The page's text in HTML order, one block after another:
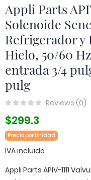
Appli Parts
Solenoide
Refrigerador y
Hielo, 50/60
entrada 3/4
pulg
Reviews (0)
$299.3
Precio por Unidad
IVA incluido
Appli Parts APIV-1111